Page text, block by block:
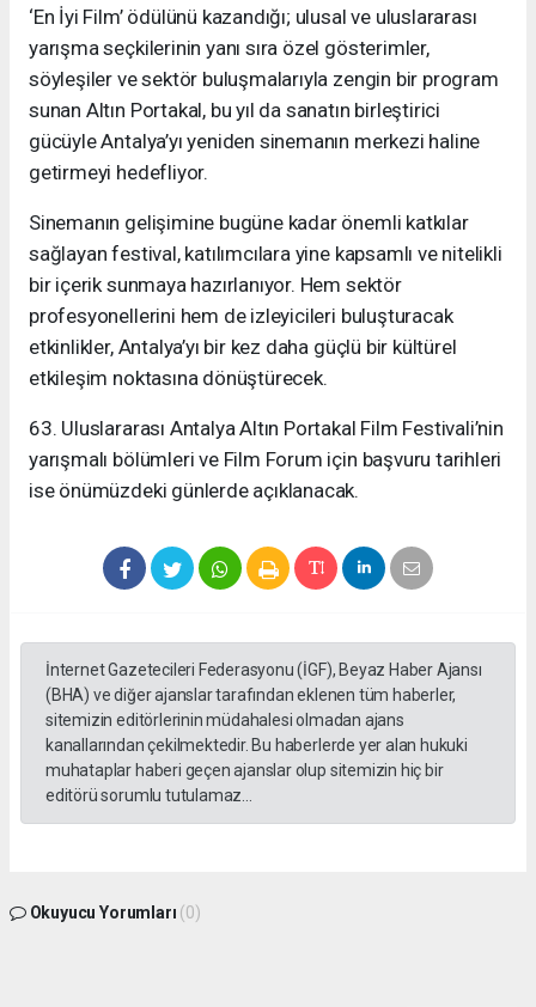
‘En İyi Film’ ödülünü kazandığı; ulusal ve uluslararası
yarışma seçkilerinin yanı sıra özel gösterimler,
söyleşiler ve sektör buluşmalarıyla zengin bir program
sunan Altın Portakal, bu yıl da sanatın birleştirici
gücüyle Antalya’yı yeniden sinemanın merkezi haline
getirmeyi hedefliyor.
Sinemanın gelişimine bugüne kadar önemli katkılar
sağlayan festival, katılımcılara yine kapsamlı ve nitelikli
bir içerik sunmaya hazırlanıyor. Hem sektör
profesyonellerini hem de izleyicileri buluşturacak
etkinlikler, Antalya’yı bir kez daha güçlü bir kültürel
etkileşim noktasına dönüştürecek.
63. Uluslararası Antalya Altın Portakal Film Festivali’nin
yarışmalı bölümleri ve Film Forum için başvuru tarihleri
ise önümüzdeki günlerde açıklanacak.
İnternet Gazetecileri Federasyonu (İGF), Beyaz Haber Ajansı
(BHA) ve diğer ajanslar tarafından eklenen tüm haberler,
sitemizin editörlerinin müdahalesi olmadan ajans
kanallarından çekilmektedir. Bu haberlerde yer alan hukuki
muhataplar haberi geçen ajanslar olup sitemizin hiç bir
editörü sorumlu tutulamaz...
Okuyucu Yorumları (0)